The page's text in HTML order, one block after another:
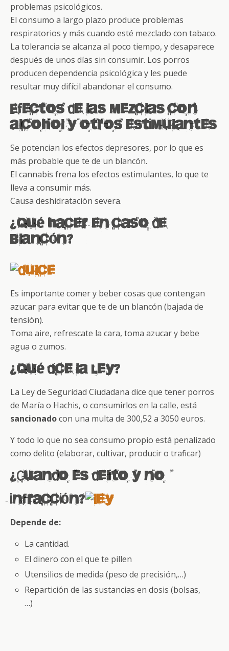
problemas psicológicos.
El consumo a largo plazo produce problemas
respiratorios y más cuando esté mezclado con tabaco.
La tolerancia se alcanza al poco tiempo, y desaparece
después de unos días sin consumir. Los porros
producen dependencia psicológica y les puede
resultar muy difícil abandonar el consumo.
Efectos de las mezclas con
alcohol y otros estimulantes
Se potencian los efectos depresores, por lo que es
más probable que te de un blancón.
El cannabis frena los efectos estimulantes, lo que te
lleva a consumir más.
Causa deshidratación severa.
¿Qué hacer en caso de
Blancón?
Es importante comer y beber cosas que contengan
azucar para evitar que te de un blancón (bajada de
tensión).
Toma aire, refrescate la cara, toma azucar y bebe
agua o zumos.
¿Qué dice la Ley?
La Ley de Seguridad Ciudadana dice que tener porros
de María o Hachis, o consumirlos en la calle, está
sancionadocon una multa de 300,52 a 3050 euros.
Y todo lo que no sea consumo propio está penalizado
como delito (elaborar, cultivar, producir o traficar)
¿Cuando es delito y no
infracción?
Depende de:
La cantidad.
El dinero con el que te pillen
Utensilios de medida (peso de precisión,…)
Repartición de las sustancias en dosis (bolsas,
…)